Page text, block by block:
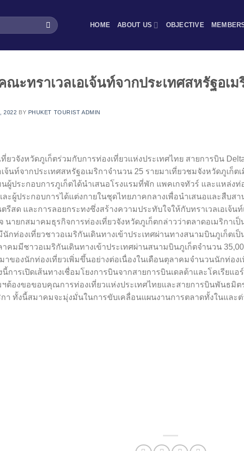
HOME ABOUT US OBJECTIVE
ะทราเวลเอเจ้นท์จากประเทศสหรัฐอเม
2022 BY PHUKET TOURIST ADMIN
ยวจังหวัดภูเก็ตร่วมกับการท่องเที่ยวแห่งประเทศไทย สายการบิน
จ้นท์จากประเทศสหรัฐอเมริกาจำนวน 25 รายมาเที่ยวชมจังหวัดภูเก็
ผู้ประกอบการภูเก็ตได้นำเสนอโรงแรมที่พัก แพคเกจทัวร์ และแหล่งท่
ละผู้ประกอบการได้แต่งกายในชุดไทยภาคกลางเพื่อนำเสนอและสืบ
รีสด และการลอยกระทงซึ่งสร้างความประทับใจให้กับทราเวลเอเจ้นท์
นายกสมาคมธุรกิจการท่องเที่ยวจังหวัดภูเก็ตกล่าวว่าตลาดอเมริกา
กท่องเที่ยวชาวอเมริกันเดินทางเข้าประเทศผ่านทางสนามบินภูเก็ตเ
คมมีชาวอเมริกันเดินทางเข้าประเทศผ่านสนามบินภูเก็ตจำนวน
องนักท่องเที่ยวเพิ่มขึ้นอย่างต่อเนื่องในเดือนตุลาคมจำนวนนักท่องเ
นี้การเปิดเส้นทางเชื่อมโยงการบินจากสายการบินเดลต้าและโคเรียแ
ต้องขอขอบคุณการท่องเที่ยวแห่งประเทศไทยและสายการบินพันธมิต
า ทั้งนี้สมาคมจะมุ่งมั่นในการขับเคลื่อนแผนงานการตลาดทั้งในและ